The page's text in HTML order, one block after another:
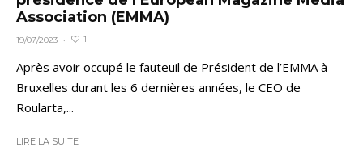
Association (EMMA)
19/07/2023 · 1
Après avoir occupé le fauteuil de Président de l’EMMA à
Bruxelles durant les 6 dernières années, le CEO de
Roularta,...
LIRE LA SUITE